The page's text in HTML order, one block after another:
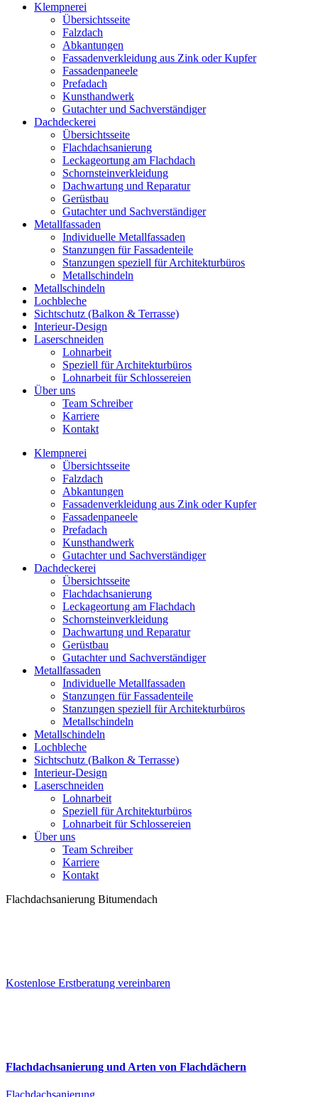
Klempnerei
Übersichtsseite
Falzdach
Abkantungen
Fassadenverkleidung aus Zink oder Kupfer
Fassadenpaneele
Prefadach
Kunsthandwerk
Gutachter und Sachverständiger
Dachdeckerei
Übersichtsseite
Flachdachsanierung
Leckageortung am Flachdach
Schornsteinverkleidung
Dachwartung und Reparatur
Gerüstbau
Gutachter und Sachverständiger
Metallfassaden
Individuelle Metallfassaden
Stanzungen für Fassadenteile
Stanzungen speziell für Architekturbüros
Metallschindeln
Metallschindeln
Lochbleche
Sichtschutz (Balkon & Terrasse)
Interieur-Design
Laserschneiden
Lohnarbeit
Speziell für Architekturbüros
Lohnarbeit für Schlossereien
Über uns
Team Schreiber
Karriere
Kontakt
Klempnerei
Übersichtsseite
Falzdach
Abkantungen
Fassadenverkleidung aus Zink oder Kupfer
Fassadenpaneele
Prefadach
Kunsthandwerk
Gutachter und Sachverständiger
Dachdeckerei
Übersichtsseite
Flachdachsanierung
Leckageortung am Flachdach
Schornsteinverkleidung
Dachwartung und Reparatur
Gerüstbau
Gutachter und Sachverständiger
Metallfassaden
Individuelle Metallfassaden
Stanzungen für Fassadenteile
Stanzungen speziell für Architekturbüros
Metallschindeln
Metallschindeln
Lochbleche
Sichtschutz (Balkon & Terrasse)
Interieur-Design
Laserschneiden
Lohnarbeit
Speziell für Architekturbüros
Lohnarbeit für Schlossereien
Über uns
Team Schreiber
Karriere
Kontakt
Flachdachsanierung Bitumendach
Kostenlose Erstberatung vereinbaren
Flachdachsanierung und Arten von Flachdächern